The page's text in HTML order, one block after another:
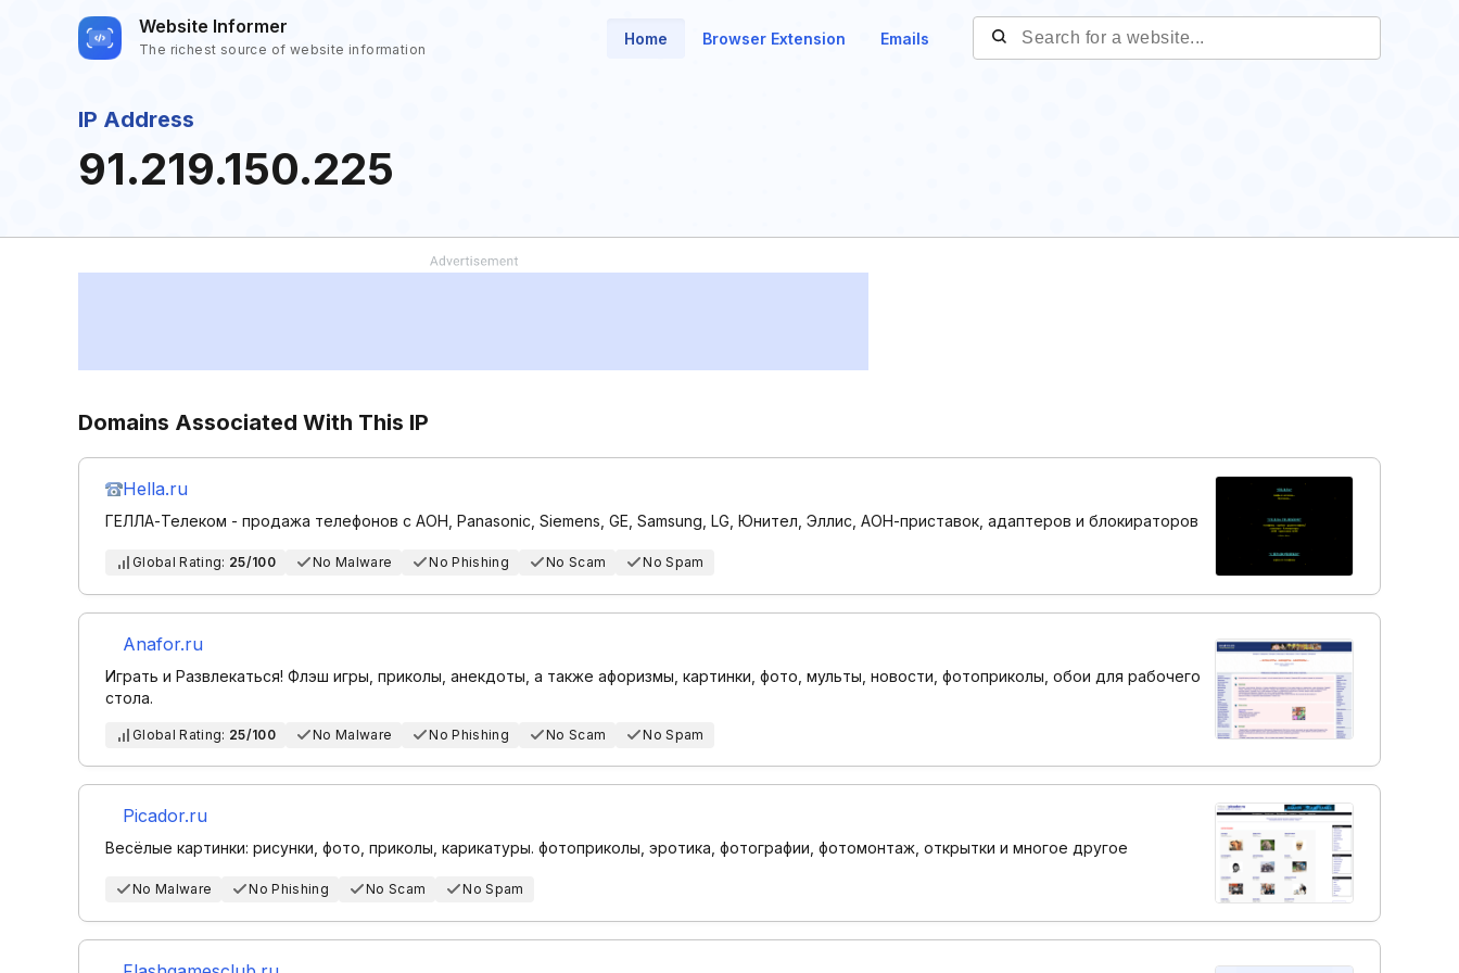
Website Informer
The richest source of website information
Home Browser Extension Emails
IP Address
91.219.150.225
Domains Associated With This IP
Hella.ru
ГЕЛЛА-Телеком - продажа телефонов с АОН, Panasonic, Siemens, GE, Samsung, LG, Юнител, Эллис, АОН-приставок, адаптеров и блокираторов
Global Rating: 25/100 No Malware No Phishing No Scam No Spam
Anafor.ru
Играть и Развлекаться! Флэш игры, приколы, анекдоты, а также афоризмы, картинки, фото, мульты, новости, фотоприколы, обои для рабочего
стола.
Global Rating: 25/100 No Malware No Phishing No Scam No Spam
Picador.ru
Весёлые картинки: рисунки, фото, приколы, карикатуры. фотоприколы, эротика, фотографии, фотомонтаж, открытки и многое другое
No Malware No Phishing No Scam No Spam